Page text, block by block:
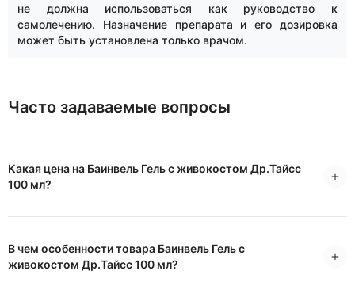
не должна использоваться как руководство к
самолечению. Назначение препарата и его дозировка
может быть установлена только врачом.
Часто задаваемые вопросы
Какая цена на Баинвель Гель с живокостом Др.Тайсс
100 мл?
В чем особенности товара Баинвель Гель с
живокостом Др.Тайсс 100 мл?